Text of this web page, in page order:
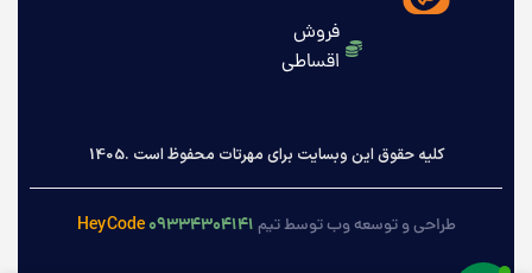
فروش
اقساطی
کلیه حقوق این وبسایت برای مهرتات محفوظ است .1405
طراحی و توسعه وب توسط تیم HeyCode ۰۹۳۳۴۳۰۴۱۴۱